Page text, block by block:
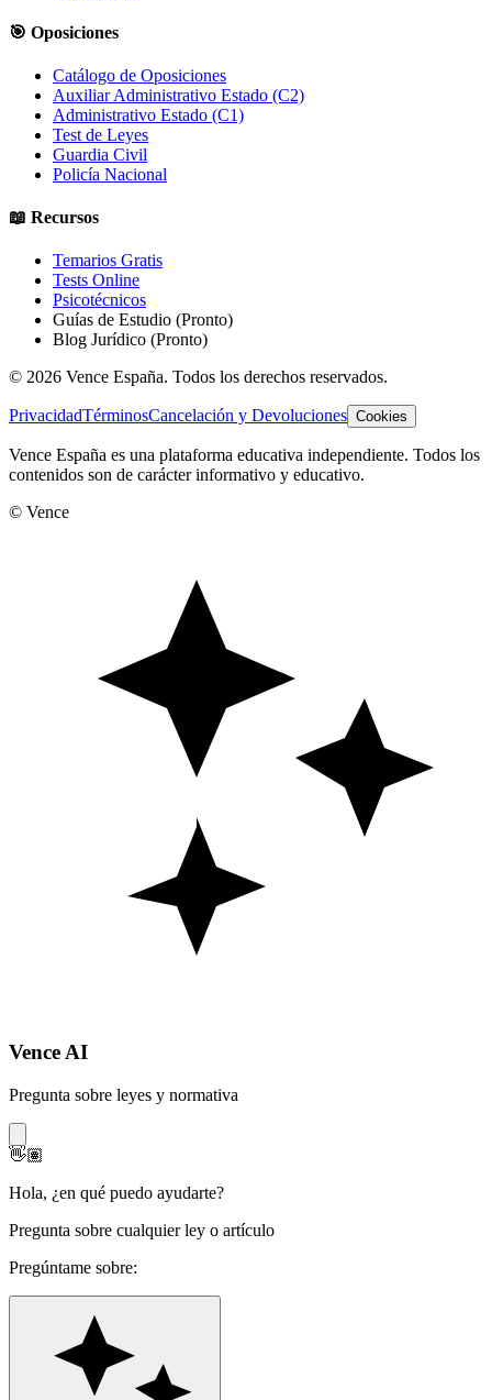
🎯 Oposiciones
Catálogo de Oposiciones
Auxiliar Administrativo Estado (C2)
Administrativo Estado (C1)
Test de Leyes
Guardia Civil
Policía Nacional
📖 Recursos
Temarios Gratis
Tests Online
Psicotécnicos
Guías de Estudio (Pronto)
Blog Jurídico (Pronto)
© 2026 Vence España. Todos los derechos reservados.
PrivacidadTérminosCancelación y Devoluciones Cookies
Vence España es una plataforma educativa independiente. Todos los
contenidos son de carácter informativo y educativo.
© Vence
Vence AI
Pregunta sobre leyes y normativa
👋🏽
Hola, ¿en qué puedo ayudarte?
Pregunta sobre cualquier ley o artículo
Pregúntame sobre: